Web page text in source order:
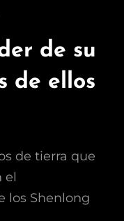
de su
de ellos
de tierra que
el
los Shenlong